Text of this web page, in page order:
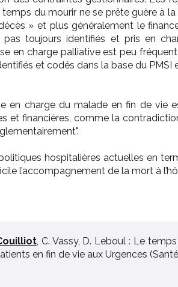
du mourir ne se prête guère à
» et plus généralement le
toujours identifiés et pris en
en charge palliative est peu
et codés dans la base du
en charge du malade en fin de vie
et financières, comme la
hospitalières actuelles en
l’accompagnement de la mort à
, C. Vassy, D. Leboul : Le
en fin de vie aux Urgences